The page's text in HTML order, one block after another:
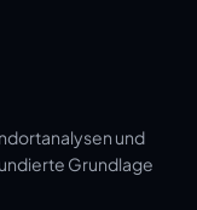
und
Grundlage